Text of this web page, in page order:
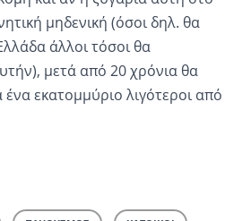
μηδενική (όσοι δηλ. θα
άλλοι τόσοι θα
μετά από 20 χρόνια θα
εκατομμύριο λιγότεροι από